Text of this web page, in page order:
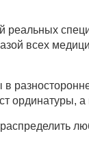
реальных
всех
в
ординатуры,